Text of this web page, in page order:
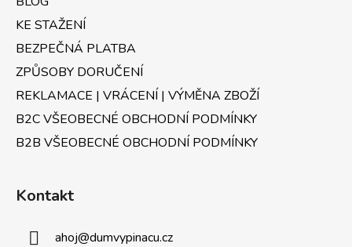
KE STAŽENÍ
BEZPEČNÁ PLATBA
ZPŮSOBY DORUČENÍ
REKLAMACE | VRÁCENÍ | VÝMĚNA ZBOŽÍ
B2C VŠEOBECNÉ OBCHODNÍ PODMÍNKY
B2B VŠEOBECNÉ OBCHODNÍ PODMÍNKY
Kontakt
ahoj@dumvypinacu.cz